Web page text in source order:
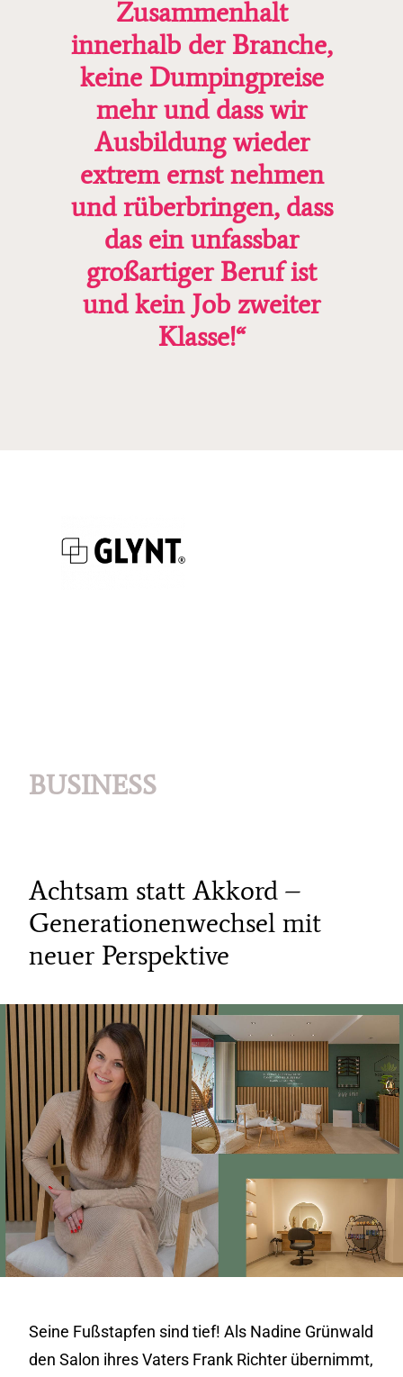
Zusammenhalt
innerhalb der Branche,
keine Dumpingpreise
mehr und dass wir
Ausbildung wieder
extrem ernst nehmen
und rüberbringen, dass
das ein unfassbar
großartiger Beruf ist
und kein Job zweiter
Klasse!“
BUSINESS
Achtsam statt Akkord –
Generationenwechsel mit
neuer Perspektive
Seine Fußstapfen sind tief! Als Nadine Grünwald
den Salon ihres Vaters Frank Richter übernimmt,